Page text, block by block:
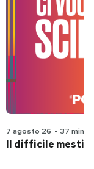
7 agosto 26 - 37 min
Il difficile